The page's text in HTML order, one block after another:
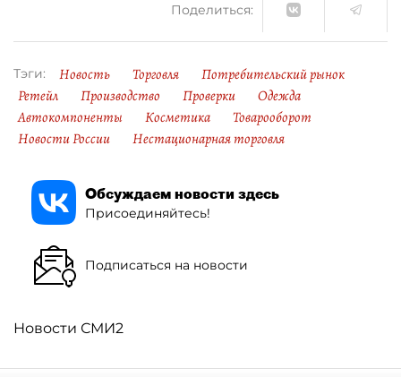
Поделиться:
Тэги: Новость Торговля
Потребительский рынок
Ретейл
Производство Проверки
Одежда
Автокомпоненты
Косметика
Товарооборот
Новости России
Нестационарная торговля
Обсуждаем новости здесь
Присоединяйтесь!
Подписаться на новости
Новости СМИ2